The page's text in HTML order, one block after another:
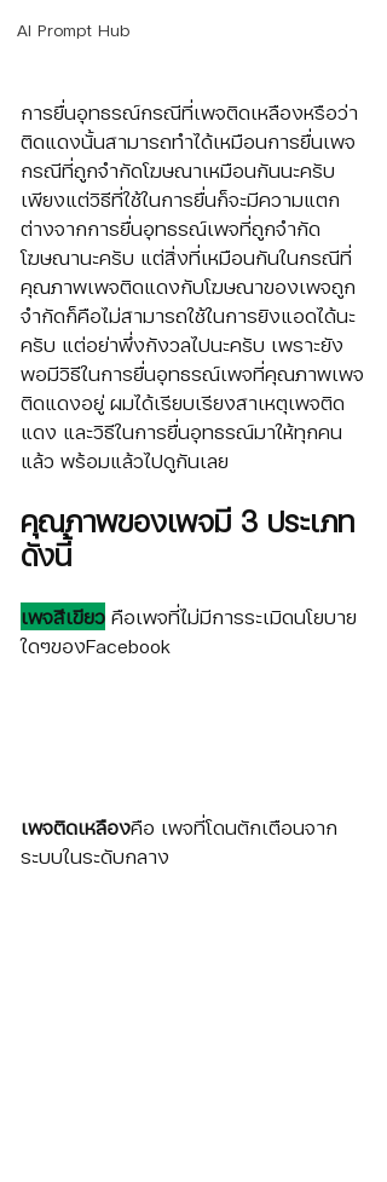
AI Prompt Hub
การยื่นอุทธรณ์กรณีที่เพจติดเหลืองหรือว่า
ติดแดงนั้นสามารถทำได้เหมือนการยื่นเพจ
กรณีที่ถูกจำกัดโฆษณาเหมือนกันนะครับ
เพียงแต่วิธีที่ใช้ในการยื่นก็จะมีความแตก
ต่างจากการยื่นอุทธรณ์เพจที่ถูกจำกัด
โฆษณานะครับ แต่สิ่งที่เหมือนกันในกรณีที่
คุณภาพเพจติดแดงกับโฆษณาของเพจถูก
จำกัดก็คือไม่สามารถใช้ในการยิงแอดได้นะ
ครับ แต่อย่าพึ่งกังวลไปนะครับ เพราะยัง
พอมีวิธีในการยื่นอุทธรณ์เพจที่คุณภาพเพจ
ติดแดงอยู่ ผมได้เรียบเรียงสาเหตุเพจติด
แดง และวิธีในการยื่นอุทธรณ์มาให้ทุกคน
แล้ว พร้อมแล้วไปดูกันเลย
คุณภาพของเพจมี 3 ประเภท
ดังนี้
เพจสีเขียว คือเพจที่ไม่มีการระเมิดนโยบาย
ใดๆของFacebook
เพจติดเหลืองคือ เพจที่โดนตักเตือนจาก
ระบบในระดับกลาง